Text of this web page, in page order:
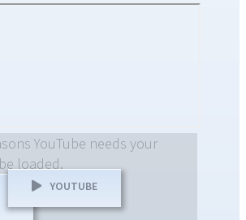
YouTube needs your
loaded.
YOUTUBE